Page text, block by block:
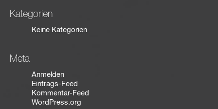
Kategorien
Keine Kategorien
Meta
Anmelden
Eintrags-Feed
Kommentar-Feed
WordPress.org